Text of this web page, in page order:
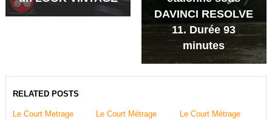
DAVINCI RESOLVE
11. Durée 93
minutes
RELATED POSTS
Le Court Metrage
Le Court Métrage
Le Court Métrage